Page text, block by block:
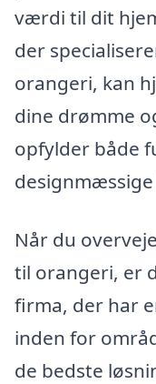
værdi til dit
der
orangeri, kan
dine drømme
opfylder både
designmæssige
Når du
til orangeri, er
firma, der har
inden for
de bedste